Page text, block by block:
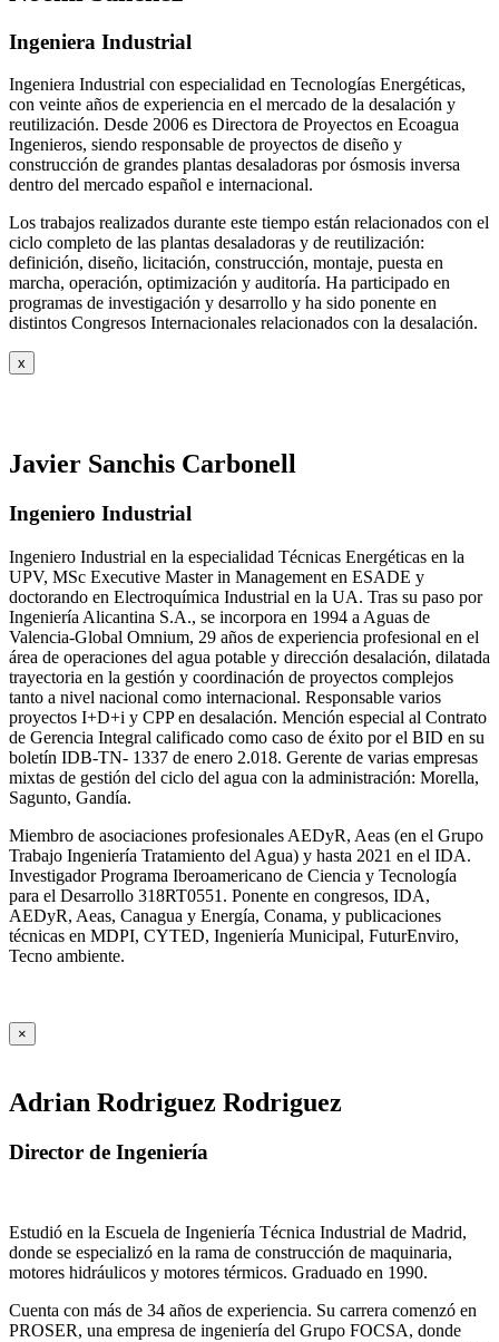
Ingeniera Industrial
Ingeniera Industrial con especialidad en Tecnologías Energéticas,
con veinte años de experiencia en el mercado de la desalación y
reutilización. Desde 2006 es Directora de Proyectos en Ecoagua
Ingenieros, siendo responsable de proyectos de diseño y
construcción de grandes plantas desaladoras por ósmosis inversa
dentro del mercado español e internacional.
Los trabajos realizados durante este tiempo están relacionados con el
ciclo completo de las plantas desaladoras y de reutilización:
definición, diseño, licitación, construcción, montaje, puesta en
marcha, operación, optimización y auditoría. Ha participado en
programas de investigación y desarrollo y ha sido ponente en
distintos Congresos Internacionales relacionados con la desalación.
x
Javier Sanchis Carbonell
Ingeniero Industrial
Ingeniero Industrial en la especialidad Técnicas Energéticas en la
UPV, MSc Executive Master in Management en ESADE y
doctorando en Electroquímica Industrial en la UA. Tras su paso por
Ingeniería Alicantina S.A., se incorpora en 1994 a Aguas de
Valencia-Global Omnium, 29 años de experiencia profesional en el
área de operaciones del agua potable y dirección desalación, dilatada
trayectoria en la gestión y coordinación de proyectos complejos
tanto a nivel nacional como internacional. Responsable varios
proyectos I+D+i y CPP en desalación. Mención especial al Contrato
de Gerencia Integral calificado como caso de éxito por el BID en su
boletín IDB-TN- 1337 de enero 2.018. Gerente de varias empresas
mixtas de gestión del ciclo del agua con la administración: Morella,
Sagunto, Gandía.
Miembro de asociaciones profesionales AEDyR, Aeas (en el Grupo
Trabajo Ingeniería Tratamiento del Agua) y hasta 2021 en el IDA.
Investigador Programa Iberoamericano de Ciencia y Tecnología
para el Desarrollo 318RT0551. Ponente en congresos, IDA,
AEDyR, Aeas, Canagua y Energía, Conama, y publicaciones
técnicas en MDPI, CYTED, Ingeniería Municipal, FuturEnviro,
Tecno ambiente.
×
Adrian Rodriguez Rodriguez
Director de Ingeniería
Estudió en la Escuela de Ingeniería Técnica Industrial de Madrid,
donde se especializó en la rama de construcción de maquinaria,
motores hidráulicos y motores térmicos. Graduado en 1990.
Cuenta con más de 34 años de experiencia. Su carrera comenzó en
PROSER, una empresa de ingeniería del Grupo FOCSA, donde